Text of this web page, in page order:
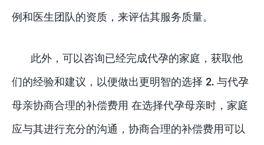
例和医生团队的资质，来评估其服务质量。
此外，可以咨询已经完成代孕的家庭，获取他
们的经验和建议，以便做出更明智的选择 2. 与代孕
母亲协商合理的补偿费用 在选择代孕母亲时，家庭
应与其进行充分的沟通，协商合理的补偿费用可以